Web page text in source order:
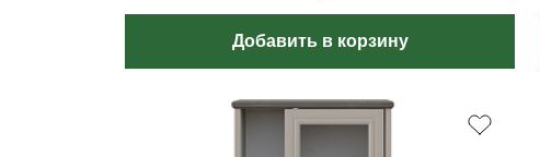
Добавить в корзину